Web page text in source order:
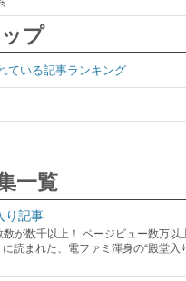
プ
ている記事ランキング
一覧
り記事
が数千以上！ ページビュー数万以
に読まれた、電ファミ渾身の“殿堂入